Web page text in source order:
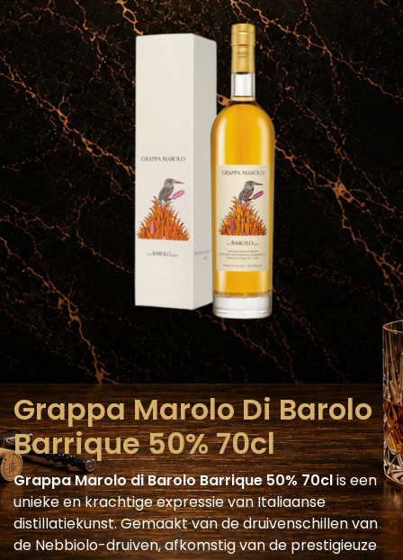
Grappa Marolo Di Barolo
Barrique 50% 70cl
Grappa Marolo di Barolo Barrique 50% 70clis een
unieke en krachtige expressie van Italiaanse
distillatiekunst. Gemaakt van de druivenschillen van
de Nebbiolo-druiven, afkomstig van de prestigieuze